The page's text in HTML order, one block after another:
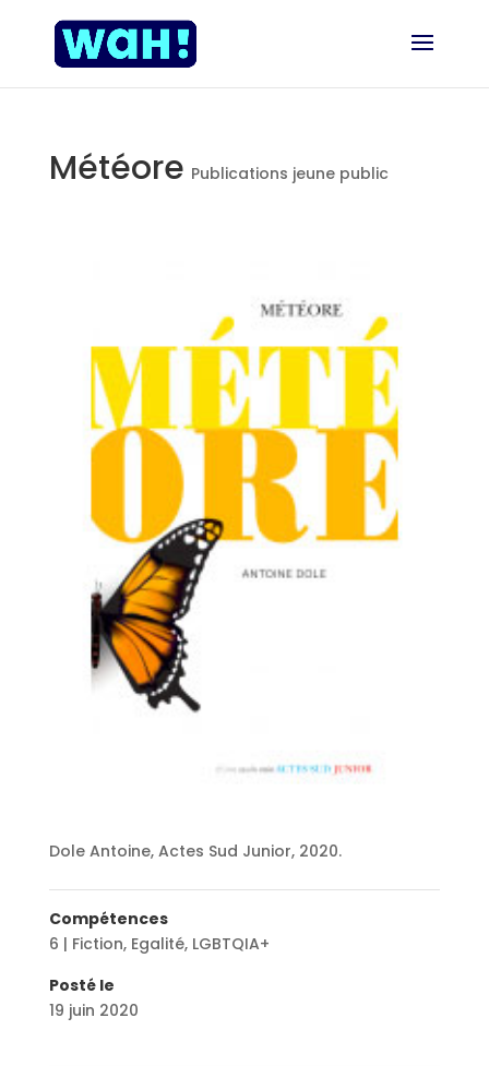
Météore Publications jeune public
Dole Antoine, Actes Sud Junior, 2020.
Compétences
6 | Fiction, Egalité, LGBTQIA+
Posté le
19 juin 2020